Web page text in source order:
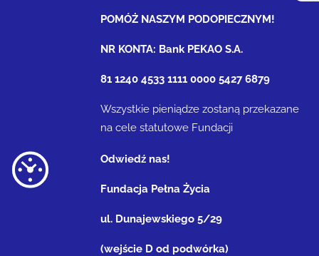
POMÓŻ NASZYM PODOPIECZNYM!
NR KONTA: Bank PEKAO S.A.
81 1240 4533 1111 0000 5427 6879
Wszystkie pieniądze zostaną przekazane
na cele statutowe Fundacji
Odwiedź nas!
Fundacja Pełna Życia
ul. Dunajewskiego 5/29
(wejście D od podwórka)